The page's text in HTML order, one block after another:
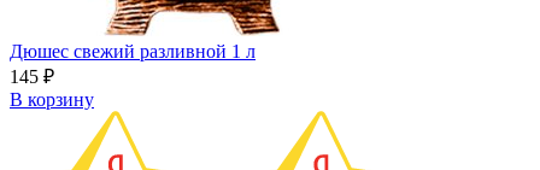
Дюшес свежий разливной 1 л
145 ₽
В корзину